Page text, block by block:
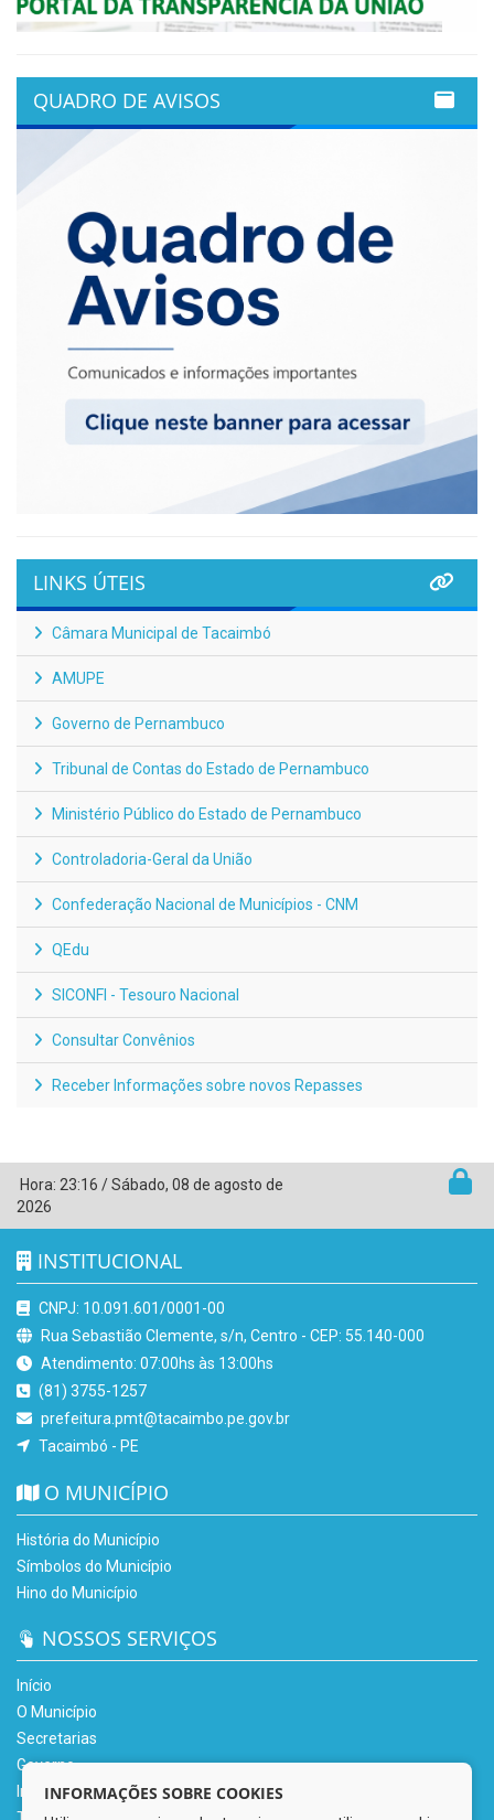
QUADRO DE AVISOS
LINKS ÚTEIS
Câmara Municipal de Tacaimbó
AMUPE
Governo de Pernambuco
Tribunal de Contas do Estado de Pernambuco
Ministério Público do Estado de Pernambuco
Controladoria-Geral da União
Confederação Nacional de Municípios - CNM
QEdu
SICONFI - Tesouro Nacional
Consultar Convênios
Receber Informações sobre novos Repasses
Hora: 23:16 /Sábado, 08 de agosto de
2026
INSTITUCIONAL
CNPJ: 10.091.601/0001-00
Rua Sebastião Clemente, s/n, Centro - CEP: 55.140-000
Atendimento: 07:00hs às 13:00hs
(81) 3755-1257
prefeitura.pmt@tacaimbo.pe.gov.br
Tacaimbó - PE
O MUNICÍPIO
História do Município
Símbolos do Município
Hino do Município
NOSSOS SERVIÇOS
Início
O Município
Secretarias
Governo
Informe-se
INFORMAÇÕES SOBRE COOKIES